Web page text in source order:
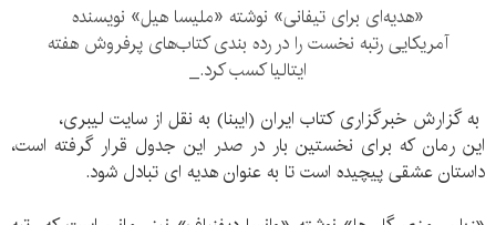
«هدیه‌ای برای تیفانی» نوشته «ملیسا هیل» نویسنده
آمریکایی رتبه نخست را در رده بندی کتاب‌های پرفروش هفته
ایتالیا کسب کرد._
به گزارش خبرگزاری کتاب ایران (ایبنا) به نقل از سایت لیبری،
این رمان که برای نخستین بار در صدر این جدول قرار گرفته است،
داستان عشقی پیچیده است تا به عنوان هدیه ای تبادل شود.